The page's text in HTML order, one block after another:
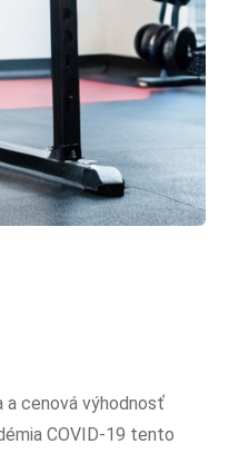
a cenová výhodnosť
COVID-19 tento